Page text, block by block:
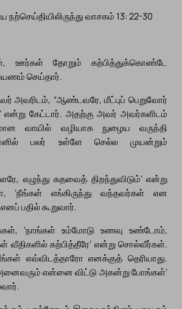
நற்செய்தியிலிருந்து வாசகம் 13: 22-30
ஊர்கள் தோறும் கற்பித்துக்கொண்டே
செய்தார்.
அவரிடம், “ஆண்டவரே, மீட்புப் பெறுவோர்
என்று கேட்டார். அதற்கு அவர் அவர்களிடம்
வாயில் வழியாக நுழைய வருந்தி
பலர் உள்ளே செல்ல முயன்றும்
எழுந்து கதவைத் திறந்துவிடும்’ என்று
‘நீங்கள் எங்கிருந்து வந்தவர்கள் என
பதில் கூறுவார்.
‘நாங்கள் உம்மோடு உணவு உண்டோம்,
வீதிகளில் கற்பித்தீரே’ என்று சொல்வீர்கள்.
எவ்விடத்தாரோ எனக்குத் தெரியாது.
என்னை விட்டு அகன்று போங்கள்’